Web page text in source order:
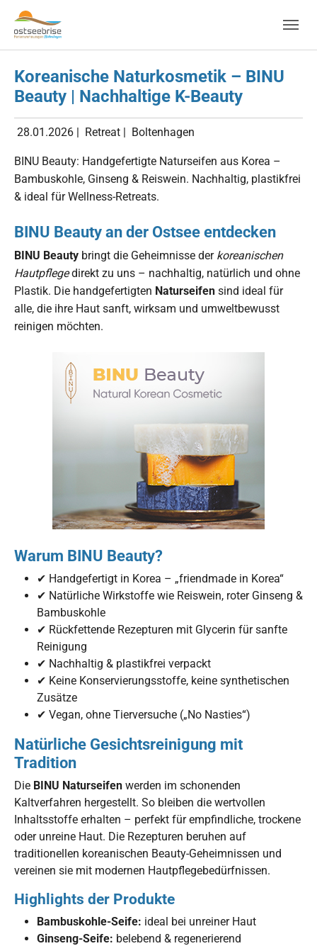
Skip to main navigation
Zum Hauptinhalt springen
Skip to page footer
Koreanische Naturkosmetik – BINU
Beauty | Nachhaltige K-Beauty
28.01.2026 | Retreat | Boltenhagen
BINU Beauty: Handgefertigte Naturseifen aus Korea –
Bambuskohle, Ginseng & Reiswein. Nachhaltig, plastikfrei
& ideal für Wellness-Retreats.
BINU Beauty an der Ostsee entdecken
BINU Beauty bringt die Geheimnisse der koreanischen
Hautpflegedirekt zu uns – nachhaltig, natürlich und ohne
Plastik. Die handgefertigten Naturseifen sind ideal für
alle, die ihre Haut sanft, wirksam und umweltbewusst
reinigen möchten.
Warum BINU Beauty?
✔ Handgefertigt in Korea – „friendmade in Korea“
✔ Natürliche Wirkstoffe wie Reiswein, roter Ginseng &
Bambuskohle
✔ Rückfettende Rezepturen mit Glycerin für sanfte
Reinigung
✔ Nachhaltig & plastikfrei verpackt
✔ Keine Konservierungsstoffe, keine synthetischen
Zusätze
✔ Vegan, ohne Tierversuche („No Nasties“)
Natürliche Gesichtsreinigung mit
Tradition
Die BINU Naturseifen werden im schonenden
Kaltverfahren hergestellt. So bleiben die wertvollen
Inhaltsstoffe erhalten – perfekt für empfindliche, trockene
oder unreine Haut. Die Rezepturen beruhen auf
traditionellen koreanischen Beauty-Geheimnissen und
vereinen sie mit modernen Hautpflegebedürfnissen.
Highlights der Produkte
Bambuskohle-Seife: ideal bei unreiner Haut
Ginseng-Seife: belebend & regenerierend